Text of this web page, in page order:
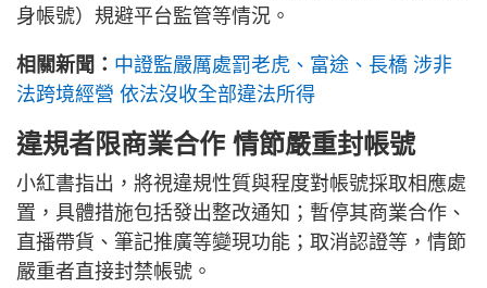
身帳號）規避平台監管等情況。
相關新聞： 中證監嚴厲處罰老虎、富途、長橋 涉非
法跨境經營 依法沒收全部違法所得
違規者限商業合作 情節嚴重封帳號
小紅書指出，將視違規性質與程度對帳號採取相應處
置，具體措施包括發出整改通知；暫停其商業合作、
直播帶貨、筆記推廣等變現功能；取消認證等，情節
嚴重者直接封禁帳號。